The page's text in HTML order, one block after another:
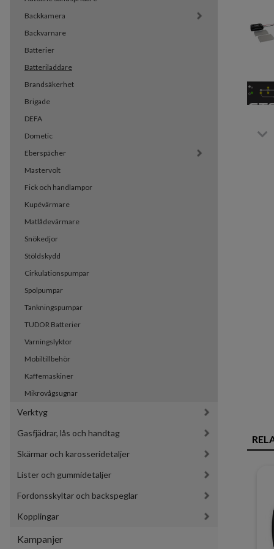
Backkamera
Backvarnare
Batterier
Batteriladdare
Brandsäkerhet
Brigade
DEFA
Dometic
Eberspächer
Mastervolt
Fick och handlampor
Kupévärmare
Matlådevärmare
Snökedjor
Stöldskydd
Cirkulationspumpar
Spolpumpar
Tankningspumpar
TUDOR Batterier
Varningslyktor
Mobiltillbehör
Kaffemaskiner
Mikrovågsugnar
Verktyg
Gasfjädrar, lås och handtag
Skärmar och karosseridetaljer
Lister och gummidetaljer
Fordonsskyltar och backspeglar
Kopplingar
Kampanjer